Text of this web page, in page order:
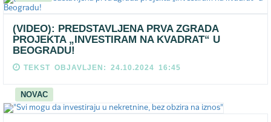
(VIDEO): PREDSTAVLJENA PRVA ZGRADA
PROJEKTA „INVESTIRAM NA KVADRAT“ U
BEOGRADU!
TEKST OBJAVLJEN: 24.10.2024 16:45
NOVAC